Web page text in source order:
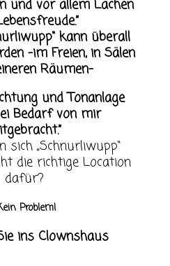
und vor allem Lachen
kann überall
-im Freien, in Sälen
Räumen-
und Tonanlage
Bedarf von mir
sich „Schnurliwupp“
die richtige Location
dafür?
Problem!
ins Clownshaus